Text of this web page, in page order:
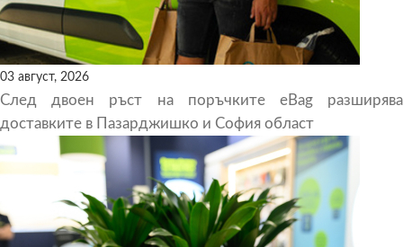
03 август, 2026
След двоен ръст на поръчките eBag разширява
доставките в Пазарджишко и София област